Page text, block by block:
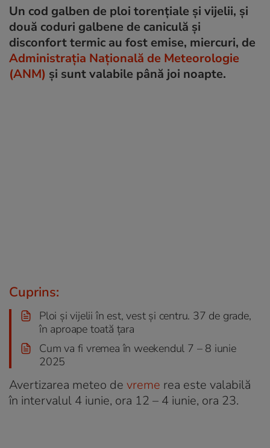
Un cod galben de ploi torențiale și vijelii, și
două coduri galbene de caniculă și
disconfort termic au fost emise, miercuri, de
Administrația Națională de Meteorologie
(ANM) și sunt valabile până joi noapte.
Cuprins:
Ploi și vijelii în est, vest și centru. 37 de grade,
în aproape toată țara
Cum va fi vremea în weekendul 7 – 8 iunie
2025
Avertizarea meteo de vreme rea este valabilă
în intervalul 4 iunie, ora 12 – 4 iunie, ora 23.